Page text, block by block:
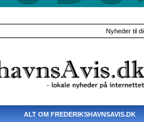
Nyheder til
ALT OM FREDERIKSHAVNSAVIS.DK